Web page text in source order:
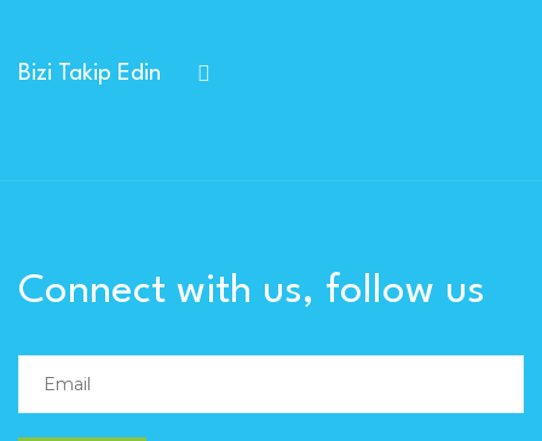
Bizi Takip Edin
Connect with us, follow us